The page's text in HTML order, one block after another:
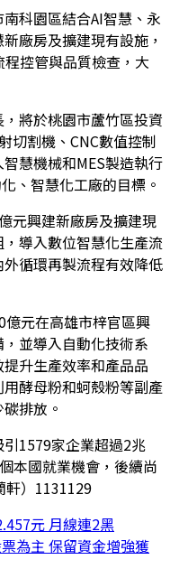
科園區結合AI智慧、永
廠房及擴建現有設施，
控管與品質檢查，大
將於桃園市蘆竹區投資
切割機、CNC數值控制
慧機械和MES製造執行
、智慧化工廠的目標。
元興建新廠房及擴建現
導入數位智慧化生產流
循環再製流程有效降低
元在高雄市梓官區興
並導入自動化技術系
升生產效率和產品品
酵母粉和蚵殼粉等副產
排放。
1579家企業超過2兆
本國就業機會，後續尚
軒）1131129
元 月線連2黑
為主 保留資金增強獲